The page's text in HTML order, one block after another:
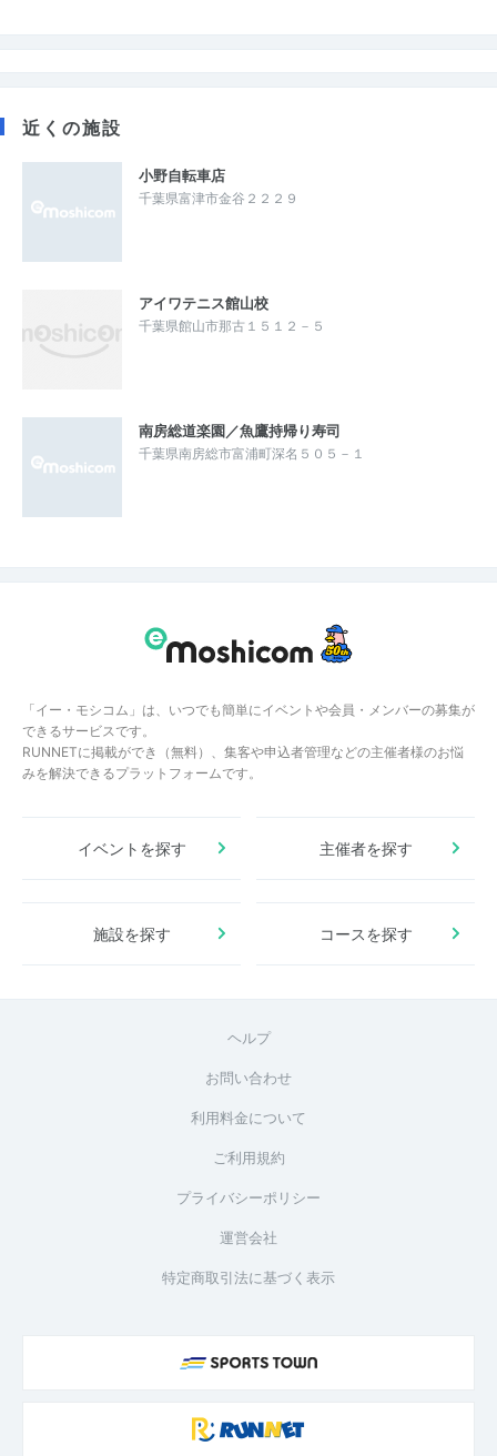
近くの施設
小野自転車店
千葉県富津市金谷２２２９
アイワテニス館山校
千葉県館山市那古１５１２－５
南房総道楽園／魚鷹持帰り寿司
千葉県南房総市富浦町深名５０５－１
「イー・モシコム」は、いつでも簡単にイベントや会員・メンバーの募集が
できるサービスです。
RUNNETに掲載ができ（無料）、集客や申込者管理などの主催者様のお悩
みを解決できるプラットフォームです。
イベントを探す 主催者を探す
施設を探す コースを探す
ヘルプ
お問い合わせ
利用料金について
ご利用規約
プライバシーポリシー
運営会社
特定商取引法に基づく表示